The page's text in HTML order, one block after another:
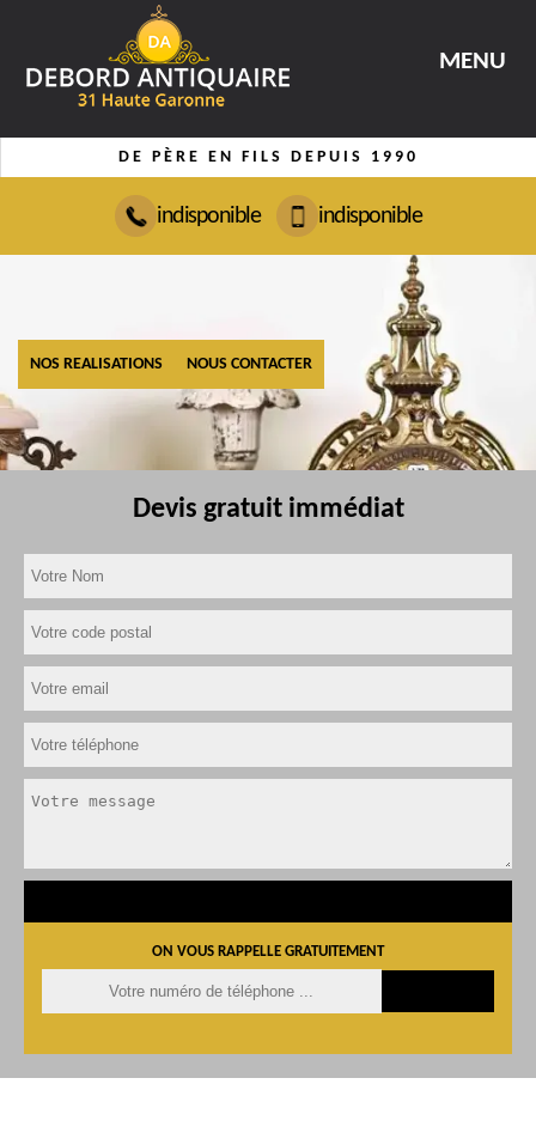
MENU
DE PÈRE EN FILS DEPUIS 1990
indisponible indisponible
NOS REALISATIONS NOUS CONTACTER
Devis gratuit immédiat
ON VOUS RAPPELLE GRATUITEMENT